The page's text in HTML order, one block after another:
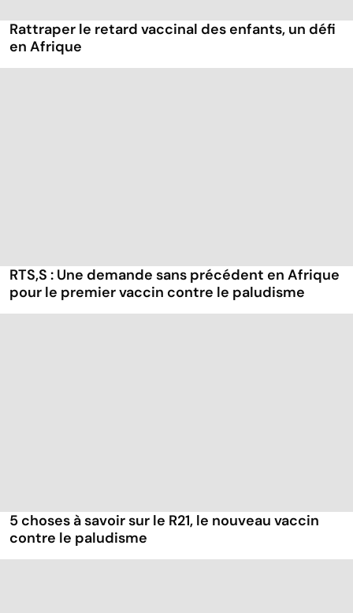
Rattraper le retard vaccinal des enfants, un défi
en Afrique
RTS,S : Une demande sans précédent en Afrique
pour le premier vaccin contre le paludisme
5 choses à savoir sur le R21, le nouveau vaccin
contre le paludisme